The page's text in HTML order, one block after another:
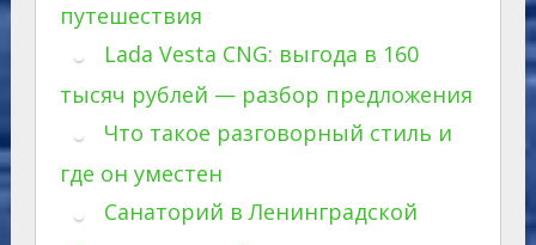
путешествия
Lada Vesta CNG: выгода в 160
тысяч рублей — разбор предложения
Что такое разговорный стиль и
где он уместен
Санаторий в Ленинградской